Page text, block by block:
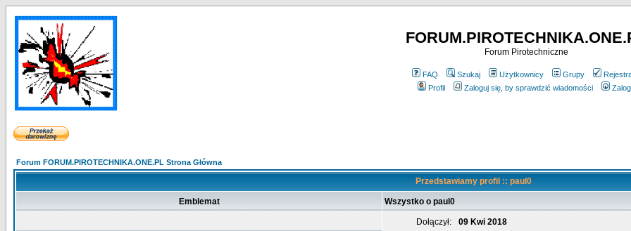
Forum Pirotechniczne
FAQ Szukaj Użytkownicy Grupy
Profil
Zaloguj się, by sprawdzić wiadomości
Forum FORUM.PIROTECHNIKA.ONE.PL Strona Główna
Przedstawiamy profil :: paul0
Emblemat Wszystko o paul0
Dołączył:
09 Kwi 2018